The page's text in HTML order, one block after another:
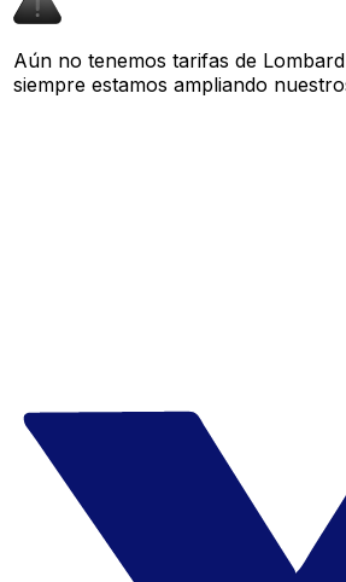
Aún no tenemos tarifas de
siempre estamos ampliando